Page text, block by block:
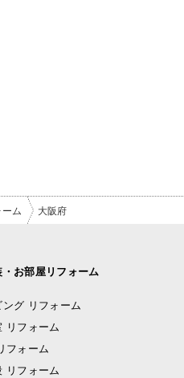
ーム 大阪府
・お部屋リフォーム
ング リフォーム
リフォーム
フォーム
リフォーム